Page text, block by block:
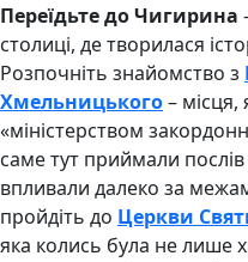
Переїдьте до Чигирина
столиці, де творилася
Розпочніть знайомство з
Хмельницького– місця,
«міністерством
саме тут приймали
впливали далеко за
пройдіть до Церкви
яка колись була не лише